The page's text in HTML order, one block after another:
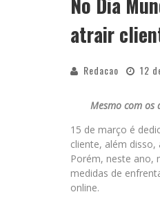
atrair
Redacao 12
Mesmo com os
15 de março é
cliente, além
Porém, neste ano,
medidas de
online.